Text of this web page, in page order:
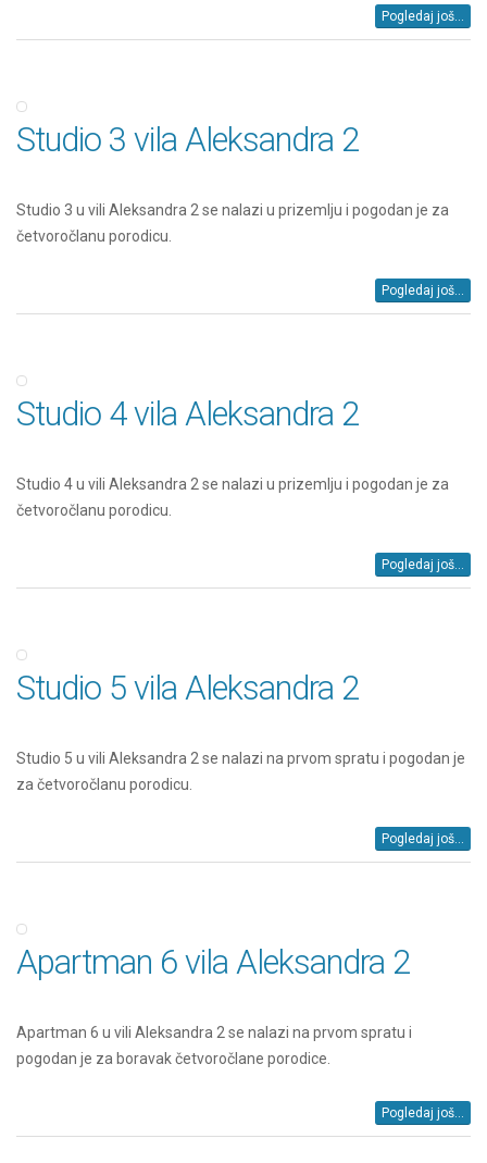
Pogledaj još...
Studio 3 vila Aleksandra 2
Studio 3 u vili Aleksandra 2 se nalazi u prizemlju i pogodan je za
četvoročlanu porodicu.
Pogledaj još...
Studio 4 vila Aleksandra 2
Studio 4 u vili Aleksandra 2 se nalazi u prizemlju i pogodan je za
četvoročlanu porodicu.
Pogledaj još...
Studio 5 vila Aleksandra 2
Studio 5 u vili Aleksandra 2 se nalazi na prvom spratu i pogodan je
za četvoročlanu porodicu.
Pogledaj još...
Apartman 6 vila Aleksandra 2
Apartman 6 u vili Aleksandra 2 se nalazi na prvom spratu i
pogodan je za boravak četvoročlane porodice.
Pogledaj još...